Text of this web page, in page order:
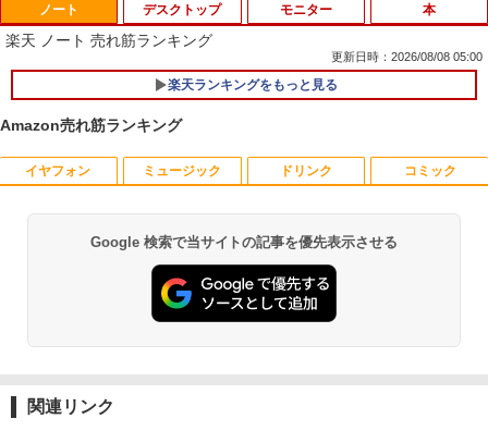
ノート
楽天 ノート 売れ筋ランキング
更新日時：2026/08/08 05:00
楽天ランキングをもっと見る
デスクトップ モニター 本
1
数学 大学入試問題解答集 2026 国公立大
￥5,665
Amazon売れ筋ランキング
イヤフォン
Anker Soundcore P40i オフホワイト
￥7,990
ミュージック
BRUCE WAYNE feat. Flo Milli, ATL Jacob
[Explicit]
￥250
ドリンク
【Amazon.co.jp限定】 い・ろ・は・す 2L P
ET ラベルレス ×8本
￥1,112
コミック
薬屋のひとりごと 17巻 (デジタル版ビッグガ
ンガンコミックス)
￥770
Google 検索で当サイトの記事を優先表示させる
関連リンク